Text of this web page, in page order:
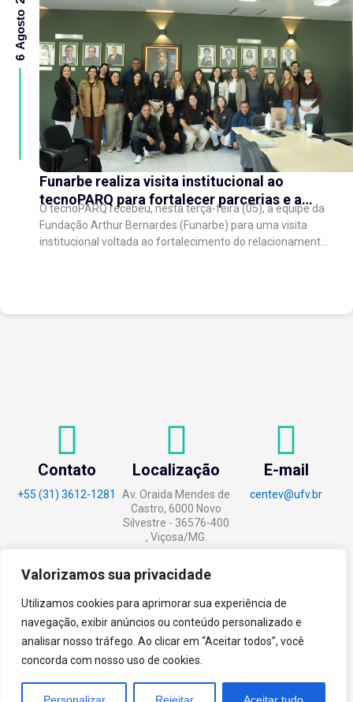
Valorizamos sua privacidade
Utilizamos cookies para aprimorar sua experiência de
navegação, exibir anúncios ou conteúdo personalizado e
analisar nosso tráfego. Ao clicar em “Aceitar todos”, você
concorda com nosso uso de cookies.
Funarbe realiza visita institucional ao
tecnoPARQ para fortalecer parcerias e a
gestão da inovação
O tecnoPARQ recebeu, nesta terça-feira (05), a equipe da
Fundação Arthur Bernardes (Funarbe) para uma visita
institucional voltada ao fortalecimento do relacionamento
6 Agosto 2026
Contato
+55 (31) 3612-1281
Localização
Av. Oraida Mendes de
Castro, 6000 Novo
Silvestre - 36576-400
, Viçosa/MG.
E-mail
centev@ufv.br
tecnoPARQ © 2021 porDigital
Pixel